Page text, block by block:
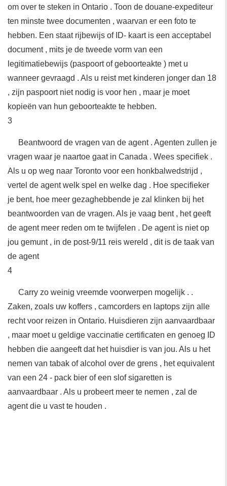
om over te steken in Ontario . Toon de douane-expediteur
ten minste twee documenten , waarvan er een foto te
hebben. Een staat rijbewijs of ID- kaart is een acceptabel
document , mits je de tweede vorm van een
legitimatiebewijs (paspoort of geboorteakte ) met u
wanneer gevraagd . Als u reist met kinderen jonger dan 18
, zijn paspoort niet nodig is voor hen , maar je moet
kopieën van hun geboorteakte te hebben.
3
Beantwoord de vragen van de agent . Agenten zullen je
vragen waar je naartoe gaat in Canada . Wees specifiek .
Als u op weg naar Toronto voor een honkbalwedstrijd ,
vertel de agent welk spel en welke dag . Hoe specifieker
je bent, hoe meer gezaghebbende je zal klinken bij het
beantwoorden van de vragen. Als je vaag bent , het geeft
de agent meer reden om te twijfelen . De agent is niet op
jou gemunt , in de post-9/11 reis wereld , dit is de taak van
de agent
4
Carry zo weinig vreemde voorwerpen mogelijk . .
Zaken, zoals uw koffers , camcorders en laptops zijn alle
recht voor reizen in Ontario. Huisdieren zijn aanvaardbaar
, maar moet u geldige vaccinatie certificaten en genoeg ID
hebben die aangeeft dat het huisdier is van jou. Als u het
nemen van tabak of alcohol over de grens , het equivalent
van een 24 - pack bier of een slof sigaretten is
aanvaardbaar . Als u probeert meer te nemen , zal de
agent die u vast te houden .